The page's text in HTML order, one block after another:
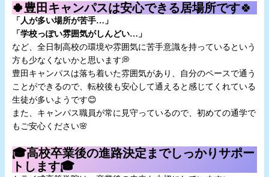
🍀豊田キャンパスは安心できる居場所です🍀
「人が多い場所が苦手…」
「学校っぽい雰囲気がしんどい…」
など、全日制高校の環境や雰囲気に苦手意識を持っているという
方も少なくないかと思います💭
豊田キャンパスは落ち着いた雰囲気があり、自分のペースで通う
ことができるので、転校後も安心して通えると感じてくれている
生徒が多いようです😊
また、キャンパス職員が常に見守っているので、初めての通学で
もご安心ください🌸
🎓高校卒業後の進路決定までしっかりサポー
トします🎓